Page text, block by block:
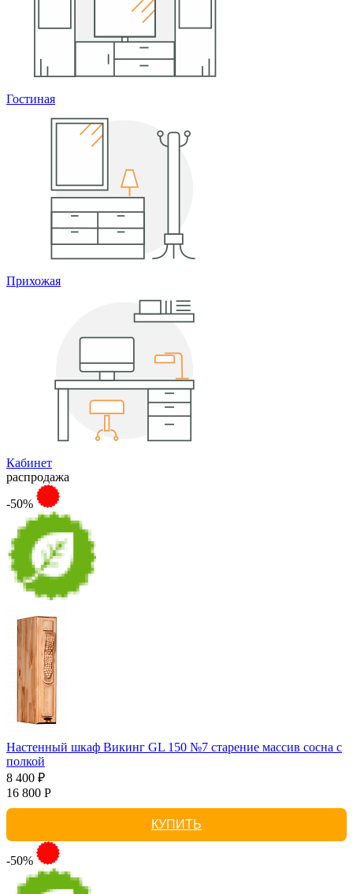
Гостиная
Прихожая
Кабинет
распродажа
-50%
Настенный шкаф Викинг GL 150 №7 старение массив сосна с
полкой
8 400 ₽
16 800 Р
КУПИТЬ
-50%